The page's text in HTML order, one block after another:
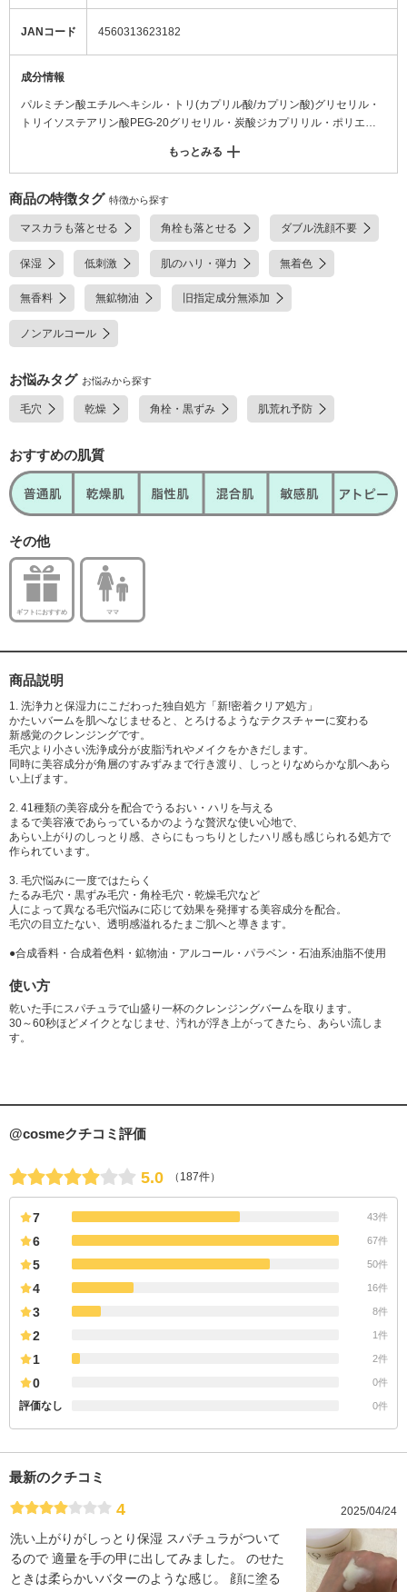
JANコード 4560313623182
成分情報
パルミチン酸エチルヘキシル・トリ(カプリル酸/カプリン酸)グリセリル・
トリイソステアリン酸PEG-20グリセリル・炭酸ジカプリリル・ポリエチ
5グリセリル・水・ペンチレングリコール・ラベンダー油・トコフェロー
ル・ダイズ油・カミツレ花油・BG・アスコルビルグルコシド・カニナバラ
果実油・オリーブ果実油・乳酸桿菌/セイヨウナシ果汁発酵液・乳酸桿菌/ブ
ドウ果汁発酵液・ニンジン根エキス・グリセリン・カルボキシメチルヒア
ルロン酸Na・セラミドAP (又は セラミド6ll)・セラミドNG (又は セ
ラミド2)・セラミドNP (又は セラミド3)・ヒアルロン酸Na・プロテア
ーゼ・加水分解ヒアルロン酸アルキル(C12-13)グリセリル・ノイバラ果実
エキス・ハチミツエキス・ヤシ油アルキルグルコシド・ハチミツ・ローヤ
ルゼリーエキス・カンゾウ根エキス・マンダリンオレンジ果皮エキス・オ
レンジ果汁・プロポリスエキス・アルニカ花エキス・オウゴン根エキス・
ローズマリー葉エキス・ハマメリス葉エキス・マドンナリリー根エキス・
キス・加水分解コンキオリン・加水分解シルク・加水分解ダイズエキス・
リンゴ果実培養細胞エキス・ゼニアオイ花エキス・トマト果実エキス・レ
モン果実エキス・タチジャコウソウ花/葉エキス・アロエベラ葉エキス・ザ
ルベリー葉エキス・キサンタンガム・アーチチョーク葉エキス・塩化Na・
レシチン・フェノキシエタノール
もっとみる
商品の特徴タグ 特徴から探す
マスカラも落とせる 角栓も落とせる ダブル洗顔不要
保湿 低刺激 肌のハリ・弾力 無着色
無香料 無鉱物油 旧指定成分無添加
ノンアルコール
お悩みタグ お悩みから探す
毛穴 乾燥 角栓・黒ずみ 肌荒れ予防
おすすめの肌質
その他
ギフトにおすすめ ママ
商品説明
1. 洗浄力と保湿力にこだわった独自処方「新!密着クリア処方」
かたいバームを肌へなじませると、とろけるようなテクスチャーに変わる
新感覚のクレンジングです。
毛穴より小さい洗浄成分が皮脂汚れやメイクをかきだします。
同時に美容成分が角層のすみずみまで行き渡り、しっとりなめらかな肌へあら
い上げます。
2. 41種類の美容成分を配合でうるおい・ハリを与える
まるで美容液であらっているかのような贅沢な使い心地で、
あらい上がりのしっとり感、さらにもっちりとしたハリ感も感じられる処方で
作られています。
3. 毛穴悩みに一度ではたらく
たるみ毛穴・黒ずみ毛穴・角栓毛穴・乾燥毛穴など
人によって異なる毛穴悩みに応じて効果を発揮する美容成分を配合。
毛穴の目立たない、透明感溢れるたまご肌へと導きます。
●合成香料・合成着色料・鉱物油・アルコール・パラベン・石油系油脂不使用
使い方
乾いた手にスパチュラで山盛り一杯のクレンジングバームを取ります。
30～60秒ほどメイクとなじませ、汚れが浮き上がってきたら、あらい流しま
す。
@cosmeクチコミ評価
5.0 （187件）
7 43件
6 67件
5 50件
4 16件
3 8件
2 1件
1 2件
0 0件
評価なし 0件
最新のクチコミ
4 2025/04/24
洗い上がりがしっとり保湿 スパチュラがついて
るので 適量を手の甲に出してみました。 のせた
ときは柔らかいバターのような感じ。 顔に塗る